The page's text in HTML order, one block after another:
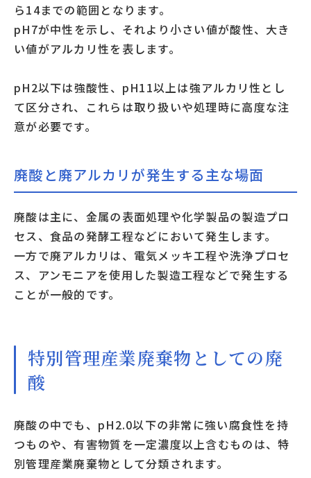
ら14までの範囲となります。
pH7が中性を示し、それより小さい値が酸性、大き
い値がアルカリ性を表します。
pH2以下は強酸性、pH11以上は強アルカリ性とし
て区分され、これらは取り扱いや処理時に高度な注
意が必要です。
廃酸と廃アルカリが発生する主な場面
廃酸は主に、金属の表面処理や化学製品の製造プロ
セス、食品の発酵工程などにおいて発生します。
一方で廃アルカリは、電気メッキ工程や洗浄プロセ
ス、アンモニアを使用した製造工程などで発生する
ことが一般的です。
特別管理産業廃棄物としての廃
酸
廃酸の中でも、pH2.0以下の非常に強い腐食性を持
つものや、有害物質を一定濃度以上含むものは、特
別管理産業廃棄物として分類されます。